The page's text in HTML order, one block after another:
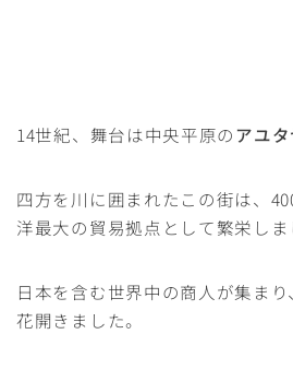
14世紀、舞台は中央平原のアユタ
四方を川に囲まれたこの街は、
洋最大の貿易拠点として繁栄しま
日本を含む世界中の商人が集ま
花開きました。